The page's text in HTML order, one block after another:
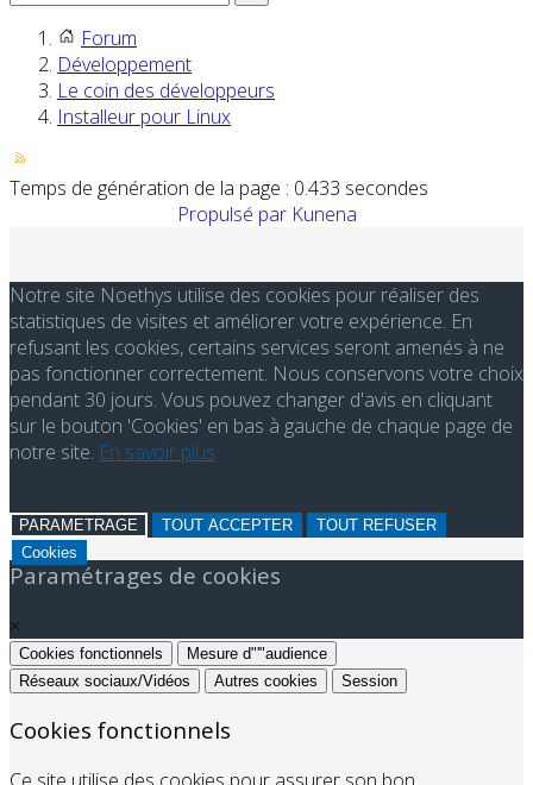
Forum
Développement
Le coin des développeurs
Installeur pour Linux
Temps de génération de la page : 0.433 secondes
Propulsé par Kunena
Notre site Noethys utilise des cookies pour réaliser des
statistiques de visites et améliorer votre expérience. En
refusant les cookies, certains services seront amenés à ne
pas fonctionner correctement. Nous conservons votre choix
pendant 30 jours. Vous pouvez changer d'avis en cliquant
sur le bouton 'Cookies' en bas à gauche de chaque page de
notre site. En savoir plus
PARAMETRAGE TOUT ACCEPTER
TOUT REFUSER
Cookies
Paramétrages de cookies
×
Cookies fonctionnels
Mesure d"'"audience
Réseaux sociaux/Vidéos
Autres cookies Session
Cookies fonctionnels